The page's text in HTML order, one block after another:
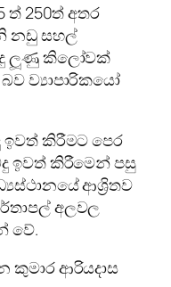
250ත් අතර
නඩු සහල්
ලූණු කිලෝවක්
ව්‍යාපාරිකයෝ
කිරීමට පෙර
ඉවත් කිරීමෙන් පසු
ආශ්‍රිතව
අලවල
වේ.
කුමාර ආරියදාස